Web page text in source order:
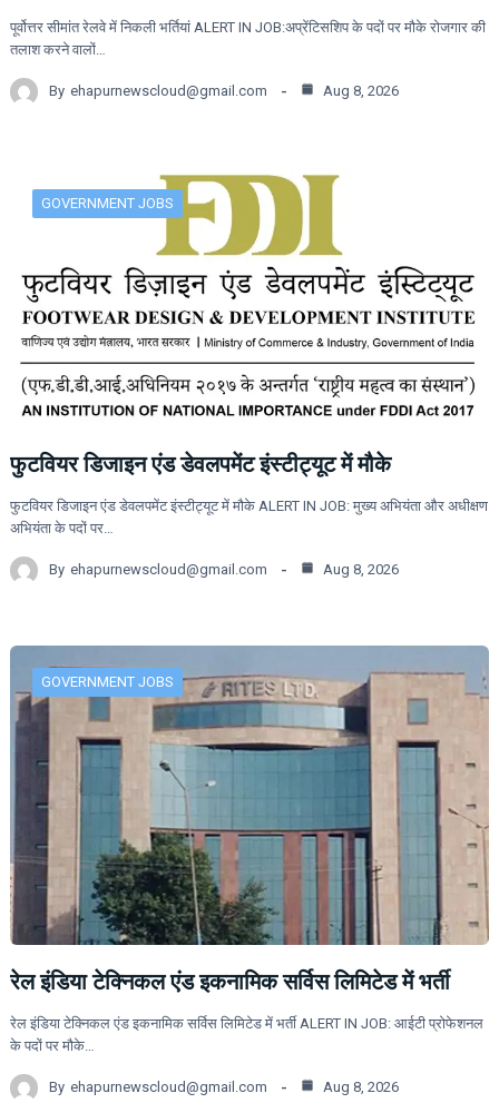
पूर्वोत्तर सीमांत रेलवे में निकली भर्तियां ALERT IN JOB:अप्रेंटिसशिप के पदों पर मौके रोजगार की
तलाश करने वालों…
By ehapurnewscloud@gmail.com Aug 8, 2026
GOVERNMENT JOBS
फुटवियर डिजाइन एंड डेवलपमेंट इंस्टीट्यूट में मौके
फुटवियर डिजाइन एंड डेवलपमेंट इंस्टीट्यूट में मौके ALERT IN JOB: मुख्य अभियंता और अधीक्षण
अभियंता के पदों पर…
By ehapurnewscloud@gmail.com Aug 8, 2026
GOVERNMENT JOBS
रेल इंडिया टेक्निकल एंड इकनामिक सर्विस लिमिटेड में भर्ती
रेल इंडिया टेक्निकल एंड इकनामिक सर्विस लिमिटेड में भर्ती ALERT IN JOB: आईटी प्रोफेशनल
के पदों पर मौके…
By ehapurnewscloud@gmail.com Aug 8, 2026